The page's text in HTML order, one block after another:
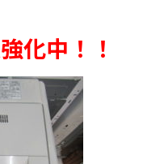
化中！！